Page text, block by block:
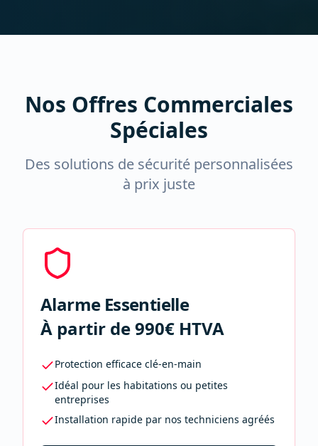
Nos Offres Commerciales
Spéciales
Des solutions de sécurité personnalisées
à prix juste
Alarme Essentielle
À partir de 990€ HTVA
Protection efficace clé-en-main
Idéal pour les habitations ou petites
entreprises
Installation rapide par nos techniciens agréés